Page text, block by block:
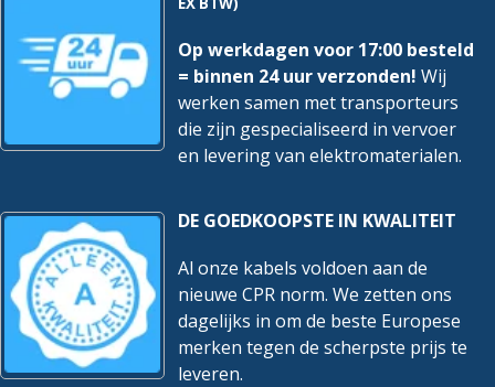
Op werkdagen voor 17:00 besteld
= binnen 24 uur verzonden! Wij
werken samen met transporteurs
die zijn gespecialiseerd in vervoer
en levering van elektromaterialen.
DE GOEDKOOPSTE IN KWALITEIT
Al onze kabels voldoen aan de
nieuwe CPR norm. We zetten ons
dagelijks in om de beste Europese
merken tegen de scherpste prijs te
leveren.